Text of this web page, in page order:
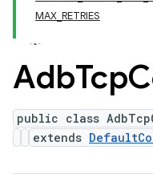
MAX_RETRIES
AdbTcp
public class
extends